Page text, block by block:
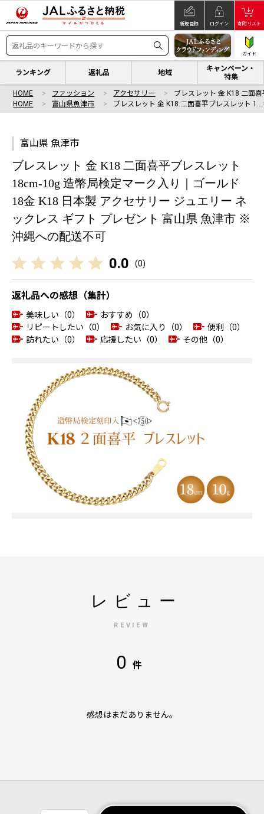
新規登録 ログイン 寄附リスト
ガイド
ランキング 返礼品 地域
キャンペーン・
特集
HOME ファッション アクセサリー
ブレスレット 金 K18 二面
HOME
富山県魚津市 ブレスレット 金 K18 二面喜平ブレスレット 1…
富山県 魚津市
ブレスレット 金 K18 二面喜平ブレスレット
18cm-10g 造幣局検定マーク入り｜ゴールド
18金 K18 日本製 アクセサリー ジュエリー ネ
ックレス ギフト プレゼント 富山県 魚津市 ※
沖縄への配送不可
0.0 (0)
返礼品への感想（集計）
美味しい（0）
おすすめ（0）
リピートしたい（0）
お気に入り（0）
便利（0）
訪れたい（0）
応援したい（0） その他（0）
レビュー
REVIEW
0 件
感想はまだありません。